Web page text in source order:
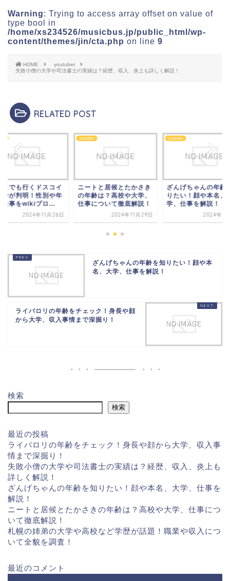
Warning: Trying to access array offset on value of
type bool in
/home/xs234526/musicbus.jp/public_html/wp-
content/themes/jin/cta.php on line 9
HOME
youtuber
失敗小僧の大学や司法書士の実績は？経歴、収入、炎上も詳しく解説！
RELATED POST
にでも行くドスコイ
学が判明！性別や年
仕事をwikiプロ...
2024年11月26日
youtuber
ニートと居候とたかさき
の年齢は？高校や大学、
仕事について徹底解説！
2024年11月29日
youtuber
ざんげちゃんの年齢
りたい！顔や本名、
学、仕事を解説！
2024年12
ざんげちゃんの年齢を知りたい！顔や本
名、大学、仕事を解説！
ライバロリの年齢をチェック！身長や顔
から大学、収入事情まで深掘り！
検索
検索
最近の投稿
ライバロリの年齢をチェック！身長や顔から大学、収入事
情まで深掘り！
失敗小僧の大学や司法書士の実績は？経歴、収入、炎上も
詳しく解説！
ざんげちゃんの年齢を知りたい！顔や本名、大学、仕事を
解説！
ニートと居候とたかさきの年齢は？高校や大学、仕事につ
いて徹底解説！
札幌の姉弟の大学や高校など学歴が話題！職業や収入につ
いて全貌を調査！
最近のコメント